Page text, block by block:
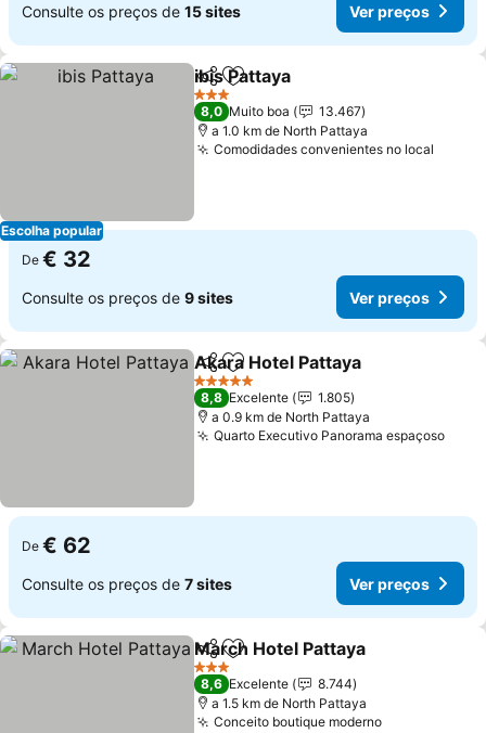
Consulte os preços de 15 sites Ver preços
Escolha popular
PartilharAdicionar aos favoritos
ibis Pattaya
3 Estrelas
8,0 Muito boa
13.467
a 1.0 km de North Pattaya
Comodidades convenientes no local
De € 32
Consulte os preços de 9 sites Ver preços
PartilharAdicionar aos favoritos
Akara Hotel Pattaya
5 Estrelas
8,8 Excelente
1.805
a 0.9 km de North Pattaya
Quarto Executivo Panorama espaçosoVer
De € 62
Consulte os preços de 7 sites Ver preços
PartilharAdicionar aos favoritos
March Hotel Pattaya
3 Estrelas
8,6 Excelente
8.744
a 1.5 km de North Pattaya
Conceito boutique modernoVer preços